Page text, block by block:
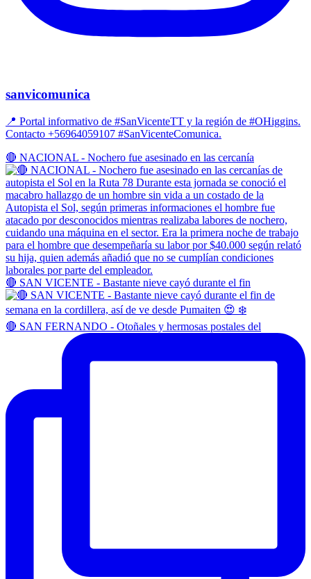
sanvicomunica
📍 Portal informativo de #SanVicenteTT y la región de #OHiggins.
Contacto +56964059107 #SanVicenteComunica.
🔴 NACIONAL - Nochero fue asesinado en las cercanía
🔴 SAN VICENTE - Bastante nieve cayó durante el fin
🔴 SAN FERNANDO - Otoñales y hermosas postales del